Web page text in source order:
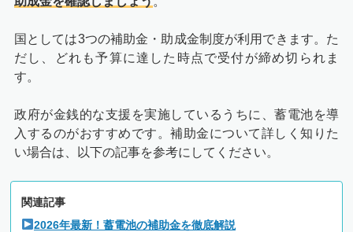
国としては3つの補助金・助成金制度が利用できます。た
だし、どれも予算に達した時点で受付が締め切られま
す。
政府が金銭的な支援を実施しているうちに、蓄電池を導
入するのがおすすめです。補助金について詳しく知りた
い場合は、以下の記事を参考にしてください。
関連記事
2026年最新！蓄電池の補助金を徹底解説